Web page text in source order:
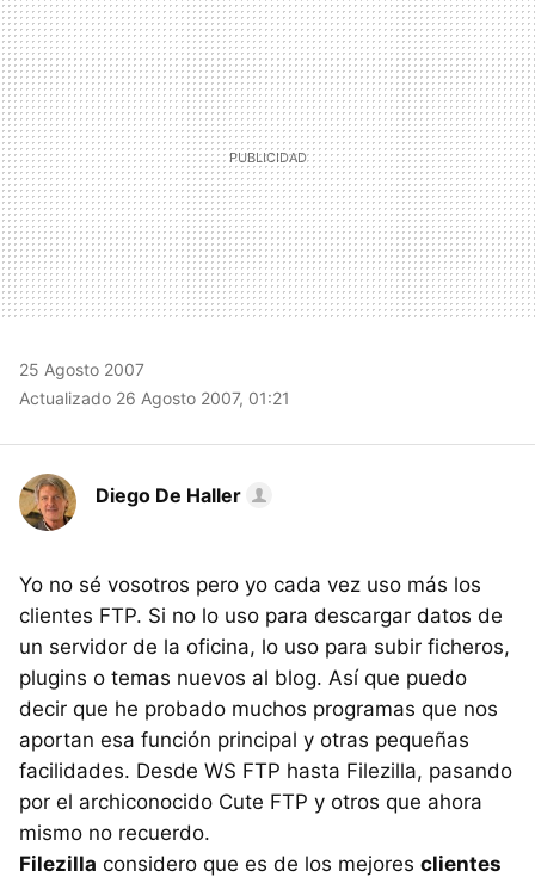
MAIL
25 Agosto 2007
Actualizado 26 Agosto 2007, 01:21
Diego De Haller
Yo no sé vosotros pero yo cada vez uso más los
clientes FTP. Si no lo uso para descargar datos de
un servidor de la oficina, lo uso para subir ficheros,
plugins o temas nuevos al blog. Así que puedo
decir que he probado muchos programas que nos
aportan esa función principal y otras pequeñas
facilidades. Desde WS FTP hasta Filezilla, pasando
por el archiconocido Cute FTP y otros que ahora
mismo no recuerdo.
Filezilla considero que es de los mejores clientes